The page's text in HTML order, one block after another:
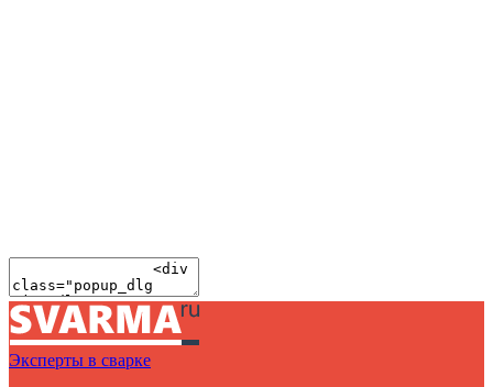
Эксперты в сварке